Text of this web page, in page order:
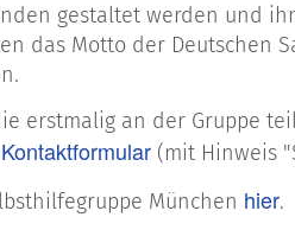
gestaltet werden und
das Motto der Deutschen
erstmalig an der Gruppe
Kontaktformular (mit Hinweis
München hier.